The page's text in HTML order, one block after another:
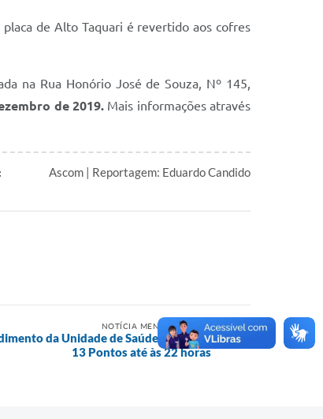
de Alto Taquari é revertido aos cofres
na Rua Honório José de Souza, Nº 145,
de 2019.Mais informações através
Ascom | Reportagem: Eduardo Candido
NOTÍCIA MENOS RECENTE
da Unidade de Saúde do Bairro
13 Pontos até às 22 horas